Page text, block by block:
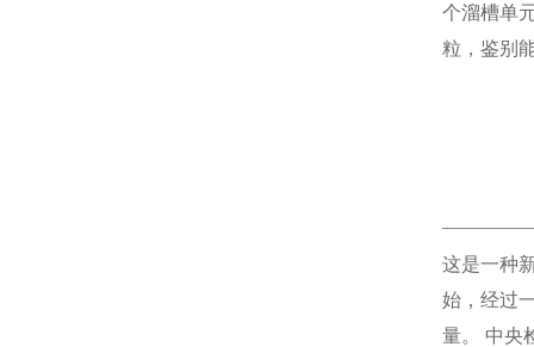
个溜槽单
粒，鉴别
这是一种
始，经过
量。 中央